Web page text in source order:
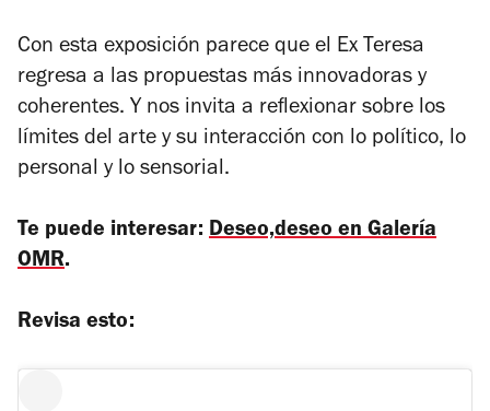
Con esta exposición parece que el Ex Teresa
regresa a las propuestas más innovadoras y
coherentes. Y nos invita a reflexionar sobre los
límites del arte y su interacción con lo político, lo
personal y lo sensorial.
Te puede interesar: Deseo,deseo en Galería
OMR.
Revisa esto: